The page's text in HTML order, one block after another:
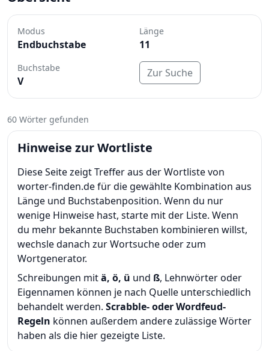
Modus
Endbuchstabe
Länge
11
Buchstabe
V
Zur Suche
60 Wörter gefunden
Hinweise zur Wortliste
Diese Seite zeigt Treffer aus der Wortliste von
worter-finden.de für die gewählte Kombination aus
Länge und Buchstabenposition. Wenn du nur
wenige Hinweise hast, starte mit der Liste. Wenn
du mehr bekannte Buchstaben kombinieren willst,
wechsle danach zur Wortsuche oder zum
Wortgenerator.
Schreibungen mitä, ö, ü und ß, Lehnwörter oder
Eigennamen können je nach Quelle unterschiedlich
behandelt werden. Scrabble- oder Wordfeud-
Regeln können außerdem andere zulässige Wörter
haben als die hier gezeigte Liste.